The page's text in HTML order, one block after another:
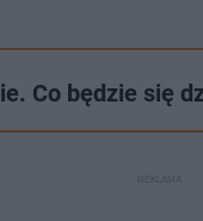
Co będzie się